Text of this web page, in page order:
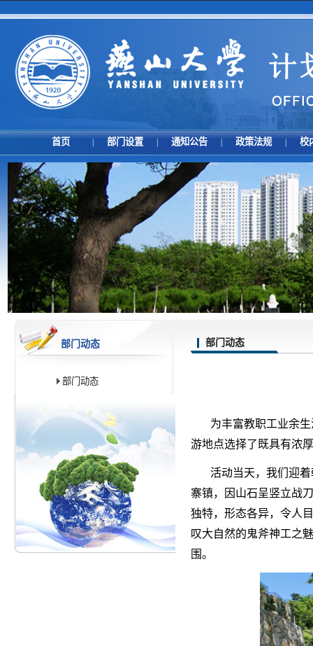
首页 部门设置 通知公告 政策法规 校
部门动态
部门动态
部门动态
为丰富教职工业余
游地点选择了既具有浓
活动当天，我们迎
寨镇，因山石呈竖立战
独特，形态各异，令人
叹大自然的鬼斧神工之
围。